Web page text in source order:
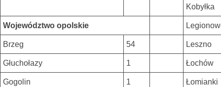
Kobyłka
Województwo opolskie
Brzeg 54 Leszno
Głuchołazy 1 Łochów
Gogolin 1 Łomianki